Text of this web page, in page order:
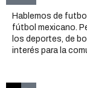
Hablemos de
fútbol mexicano.
los deportes, de
interés para la